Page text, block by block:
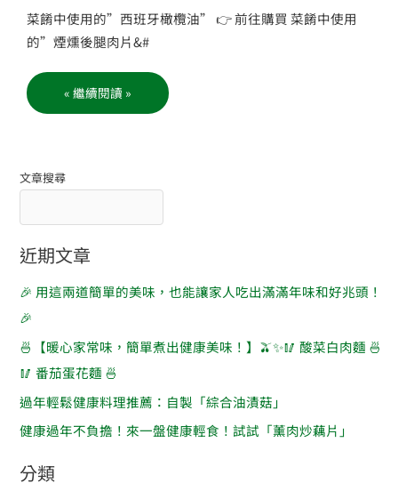
菜餚中使用的”西班牙橄欖油” 👉 前往購買 菜餚中使用
的”煙燻後腿肉片&#
來
一
盤
健
輕
試
「薰
« 繼續閱讀 »
文章搜尋
近期文章
🎉 用這兩道簡單的美味，也能讓家人吃出滿滿年味和好兆頭！
🎉
🍜【暖心家常味，簡單煮出健康美味！】🫒✨🥢 酸菜白肉麵 🍜
🥢 番茄蛋花麵 🍜
過年輕鬆健康料理推薦：自製「綜合油漬菇」
健康過年不負擔！來一盤健康輕食！試試「薰肉炒藕片」
分類